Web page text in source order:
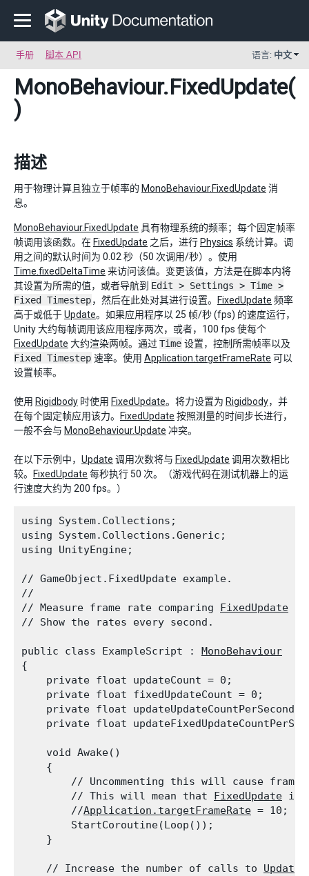
手册 脚本 API 语言: 中文
MonoBehaviour.FixedUpdate(
)
描述
用于物理计算且独立于帧率的 MonoBehaviour.FixedUpdate 消
息。
MonoBehaviour.FixedUpdate 具有物理系统的频率；每个固定帧率
帧调用该函数。在 FixedUpdate 之后，进行 Physics 系统计算。调
用之间的默认时间为 0.02 秒（50 次调用/秒）。使用
Time.fixedDeltaTime 来访问该值。变更该值，方法是在脚本内将
其设置为所需的值，或者导航到 Edit > Settings > Time >
Fixed Timestep，然后在此处对其进行设置。 FixedUpdate 频率
高于或低于Update。如果应用程序以 25 帧/秒 (fps) 的速度运行，
Unity 大约每帧调用该应用程序两次，或者，100 fps 使每个
FixedUpdate 大约渲染两帧。通过 Time 设置，控制所需帧率以及
Fixed Timestep 速率。使用 Application.targetFrameRate 可以
设置帧率。
使用 Rigidbody 时使用 FixedUpdate。将力设置为 Rigidbody，并
在每个固定帧应用该力。
FixedUpdate 按照测量的时间步长进行，
一般不会与 MonoBehaviour.Update 冲突。
在以下示例中， Update 调用次数将与 FixedUpdate 调用次数相比
较。
FixedUpdate 每秒执行 50 次。（游戏代码在测试机器上的运
行速度大约为 200 fps。）
using System.Collections;
using System.Collections.Generic;
using UnityEngine;
// GameObject.FixedUpdate example.
//
// Measure frame rate comparing FixedUpdate
// Show the rates every second.
public class ExampleScript : MonoBehaviour
{
    private float updateCount = 0;
    private float fixedUpdateCount = 0;
    private float updateUpdateCountPerSecond;
private float
    void Awake()
    {
// Uncommenting this will cause
        // This will mean that
FixedUpdate is
        //
Application.targetFrameRate = 10;
        StartCoroutine(Loop());
    }
    // Increase the number of calls to
Update